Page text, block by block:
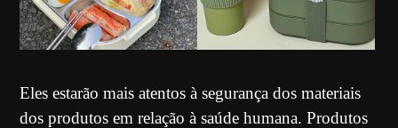
Eles estarão mais atentos à segurança dos materiais
dos produtos em relação à saúde humana. Produtos